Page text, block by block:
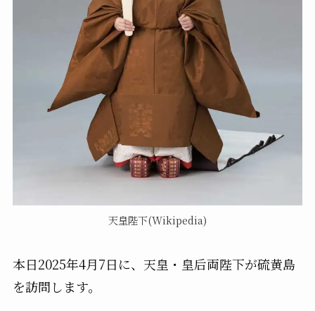
天皇陛下(Wikipedia)
本日2025年4月7日に、天皇・皇后両陛下が硫黄島
を訪問します。